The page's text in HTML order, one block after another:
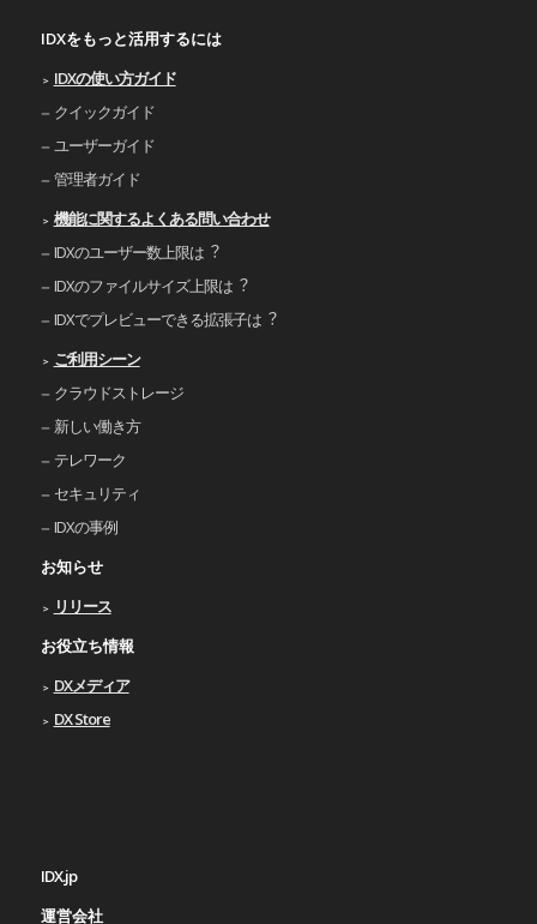
IDXをもっと活用するには
IDXの使い⽅ガイド
クイックガイド
ユーザーガイド
管理者ガイド
機能に関するよくある問い合わせ
IDXのユーザー数上限は︖
IDXのファイルサイズ上限は︖
IDXでプレビューできる拡張⼦は︖
ご利⽤シーン
クラウドストレージ
新しい働き⽅
テレワーク
セキュリティ
IDXの事例
お知らせ
リリース
お役立ち情報
DXメディア
DX Store
IDX.jp
運営会社